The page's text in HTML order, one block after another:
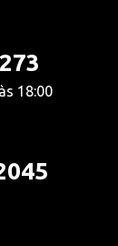
18:00